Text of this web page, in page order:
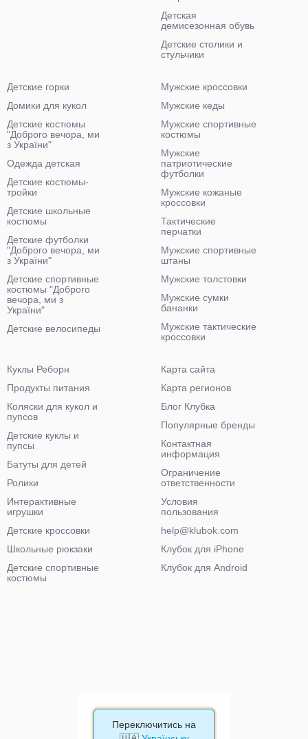
Детская
демисезонная обувь
Детские столики и
стульчики
Детские горки
Домики для кукол
Детские костюмы
"Доброго вечора, ми
з України"
Одежда детская
Детские костюмы-
тройки
Детские школьные
костюмы
Детские футболки
"Доброго вечора, ми
з України"
Детские спортивные
костюмы "Доброго
вечора, ми з
України"
Детские велосипеды
Мужские кроссовки
Мужские кеды
Мужские спортивные
костюмы
Мужские
патриотические
футболки
Мужские кожаные
кроссовки
Тактические
перчатки
Мужские спортивные
штаны
Мужские толстовки
Мужские сумки
бананки
Мужские тактические
кроссовки
Куклы Реборн
Продукты питания
Коляски для кукол и
пупсов
Детские куклы и
пупсы
Батуты для детей
Ролики
Интерактивные
игрушки
Детские кроссовки
Школьные рюкзаки
Детские спортивные
костюмы
Карта сайта
Карта регионов
Блог Клубка
Популярные бренды
Контактная
информация
Ограничение
ответственности
Условия
пользования
help@klubok.com
Клубок для iPhone
Клубок для Android
Переключитись на